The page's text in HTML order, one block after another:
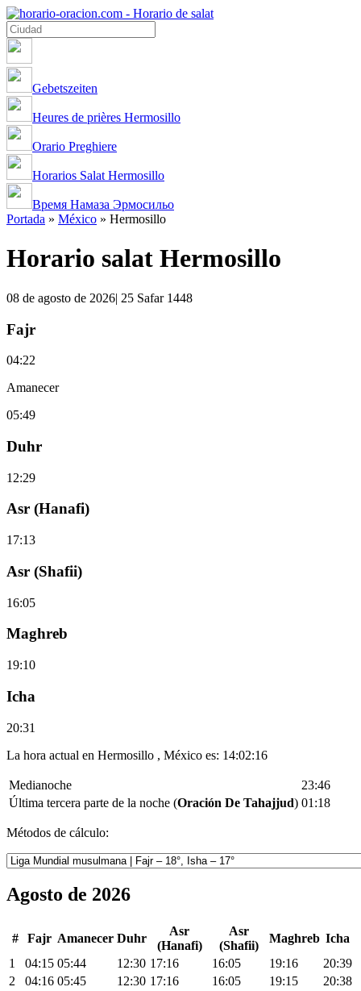
Gebetszeiten
Heures de prières Hermosillo
Orario Preghiere
Horarios Salat Hermosillo
Время Намаза Эрмосильо
Portada » México » Hermosillo
Horario salat Hermosillo
08 de agosto de 2026| 25 Safar 1448
Fajr
04:22
Amanecer
05:49
Duhr
12:29
Asr (Hanafi)
17:13
Asr (Shafii)
16:05
Maghreb
19:10
Icha
20:31
La hora actual en Hermosillo , México es: 14:02:16
Medianoche
23:46
Última tercera parte de la noche (Oración De Tahajjud) 01:18
Métodos de cálculo:
Agosto de 2026
# Fajr Amanecer Duhr
Asr
(Hanafi)
Asr
(Shafii)
Maghreb Icha
1
04:15 05:44 12:30 17:16 16:05 19:16
20:39
2
04:16 05:45 12:30 17:16 16:05 19:15
20:38